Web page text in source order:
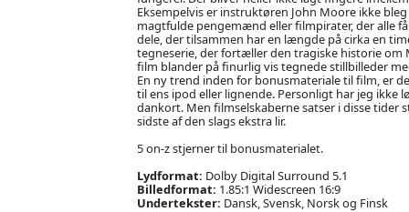
Eksempelvis er instruktøren John Moore ikke
magtfulde pengemænd eller filmpirater, der alle
dele, der tilsammen har en længde på cirka en
tegneserie, der fortæller den tragiske historie om
film blander på finurlig vis tegnede stillbilleder
En ny trend inden for bonusmateriale til film, er
til ens ipod eller lignende. Personligt har jeg ikke
dankort. Men filmselskaberne satser i disse
sidste af den slags ekstra lir.
5 on-z stjerner til bonusmaterialet.
Lydformat: Dolby Digital Surround 5.1
Billedformat: 1.85:1 Widescreen 16:9
Undertekster: Dansk, Svensk, Norsk og Finsk